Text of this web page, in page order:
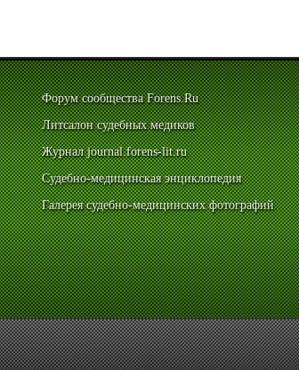
Форум сообщества Forens.Ru
Литсалон судебных медиков
Журнал journal.forens-lit.ru
Судебно-медицинская энциклопедия
Галерея судебно-медицинских фотографий